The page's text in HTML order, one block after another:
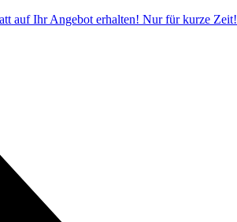
auf Ihr Angebot erhalten! Nur für kurze Zeit!